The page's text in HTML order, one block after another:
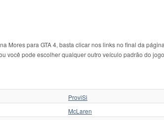
Mores para GTA 4, basta clicar nos links no final da
você pode escolher qualquer outro veículo padrão do
ProviSi
McLaren